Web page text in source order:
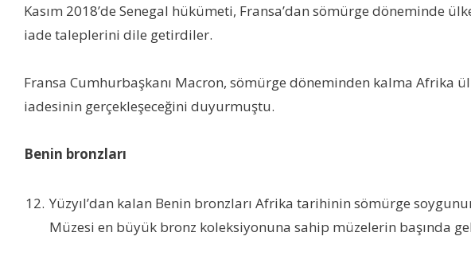
Kasım 2018’de Senegal hükümeti, Fransa’dan sömürge döneminde
iade taleplerini dile getirdiler.
Fransa Cumhurbaşkanı Macron, sömürge döneminden kalma Afrika
iadesinin gerçekleşeceğini duyurmuştu.
Benin bronzları
Yüzyıl’dan kalan Benin bronzları Afrika tarihinin sömürge
Müzesi en büyük bronz koleksiyonuna sahip müzelerin başında